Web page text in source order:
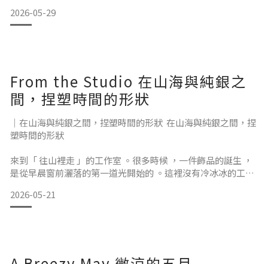
點（約 260–370°C），黃金的分子開始活動，緩緩滲入銀的晶
格，兩種金屬就這樣在分子的尺度上融合在一起。這個過程在
2026-05-29
From the Studio 在山海與純銀之
間，捏塑時間的形狀
｜在山海與純銀之間，捏塑時間的形狀 在山海與純銀之間，捏
塑時間的形狀
來到「 往山裡走 」的工作室 。很多時候 ，一件飾品的誕生 ，
是從早晨窗前灑落的第一道光開始的 。這裡沒有冷冰冰的工廠
久的金工錘 ，以及窗外和角落裡生長 、提醒著我們四季更迭的
植物 。 常常有人問 ，為什麼「 往山裡走 」的飾品總是帶著一
2026-05-21